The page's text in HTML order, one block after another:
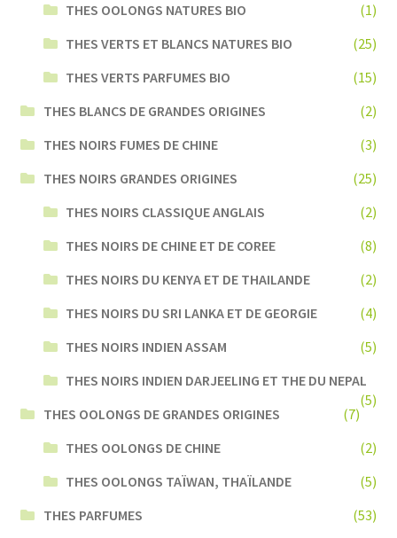
THES OOLONGS NATURES BIO
(1)
THES VERTS ET BLANCS NATURES BIO
(25)
THES VERTS PARFUMES BIO
(15)
THES BLANCS DE GRANDES ORIGINES
(2)
THES NOIRS FUMES DE CHINE
(3)
THES NOIRS GRANDES ORIGINES
(25)
THES NOIRS CLASSIQUE ANGLAIS
(2)
THES NOIRS DE CHINE ET DE COREE
(8)
THES NOIRS DU KENYA ET DE THAILANDE
(2)
THES NOIRS DU SRI LANKA ET DE GEORGIE
(4)
THES NOIRS INDIEN ASSAM
(5)
THES NOIRS INDIEN DARJEELING ET THE DU NEPAL
(5)
THES OOLONGS DE GRANDES ORIGINES
(7)
THES OOLONGS DE CHINE
(2)
THES OOLONGS TAÏWAN, THAÏLANDE
(5)
THES PARFUMES
(53)